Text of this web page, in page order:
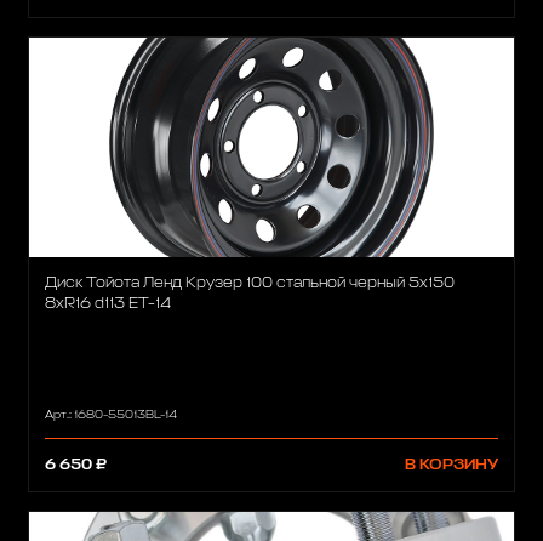
Диск Тойота Ленд Крузер 100 стальной черный 5x150
8xR16 d113 ET-14
Арт.: 1680-55013BL-14
6 650 ₽ В КОРЗИНУ